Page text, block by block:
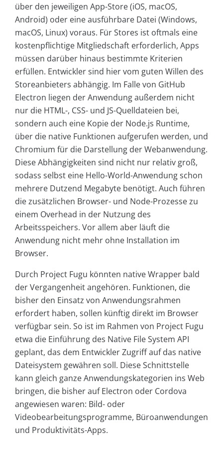
über den jeweiligen App-Store (iOS, macOS,
Android) oder eine ausführbare Datei (Windows,
macOS, Linux) voraus. Für Stores ist oftmals eine
kostenpflichtige Mitgliedschaft erforderlich, Apps
müssen darüber hinaus bestimmte Kriterien
erfüllen. Entwickler sind hier vom guten Willen des
Storeanbieters abhängig. Im Falle von GitHub
Electron liegen der Anwendung außerdem nicht
nur die HTML-, CSS- und JS-Quelldateien bei,
sondern auch eine Kopie der Node.js Runtime,
über die native Funktionen aufgerufen werden, und
Chromium für die Darstellung der Webanwendung.
Diese Abhängigkeiten sind nicht nur relativ groß,
sodass selbst eine Hello-World-Anwendung schon
mehrere Dutzend Megabyte benötigt. Auch führen
die zusätzlichen Browser- und Node-Prozesse zu
einem Overhead in der Nutzung des
Arbeitsspeichers. Vor allem aber läuft die
Anwendung nicht mehr ohne Installation im
Browser.
Durch Project Fugu könnten native Wrapper bald
der Vergangenheit angehören. Funktionen, die
bisher den Einsatz von Anwendungsrahmen
erfordert haben, sollen künftig direkt im Browser
verfügbar sein. So ist im Rahmen von Project Fugu
etwa die Einführung des Native File System API
geplant, das dem Entwickler Zugriff auf das native
Dateisystem gewähren soll. Diese Schnittstelle
kann gleich ganze Anwendungskategorien ins Web
bringen, die bisher auf Electron oder Cordova
angewiesen waren: Bild- oder
Videobearbeitungsprogramme, Büroanwendungen
und Produktivitäts-Apps.